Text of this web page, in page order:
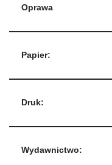
Oprawa
Papier:
Druk:
Wydawnictwo: